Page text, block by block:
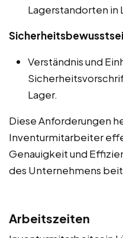
Lagerstandorten in
Verständnis und
Lager.
Diese Anforderungen
Inventurmitarbeiter
Genauigkeit und
des Unternehmens
Arbeitszeiten